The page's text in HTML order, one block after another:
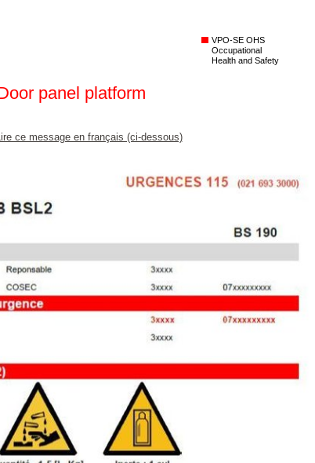
VPO-SE OHS
Occupational
Health and Safety
panel platform
ce message en français (ci-dessous)